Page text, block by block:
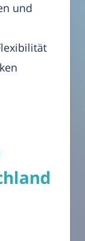
und